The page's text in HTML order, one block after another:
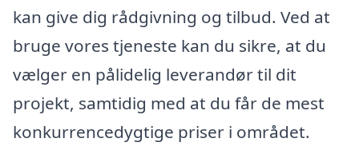
kan give dig rådgivning og tilbud. Ved at
bruge vores tjeneste kan du sikre, at du
vælger en pålidelig leverandør til dit
projekt, samtidig med at du får de mest
konkurrencedygtige priser i området.